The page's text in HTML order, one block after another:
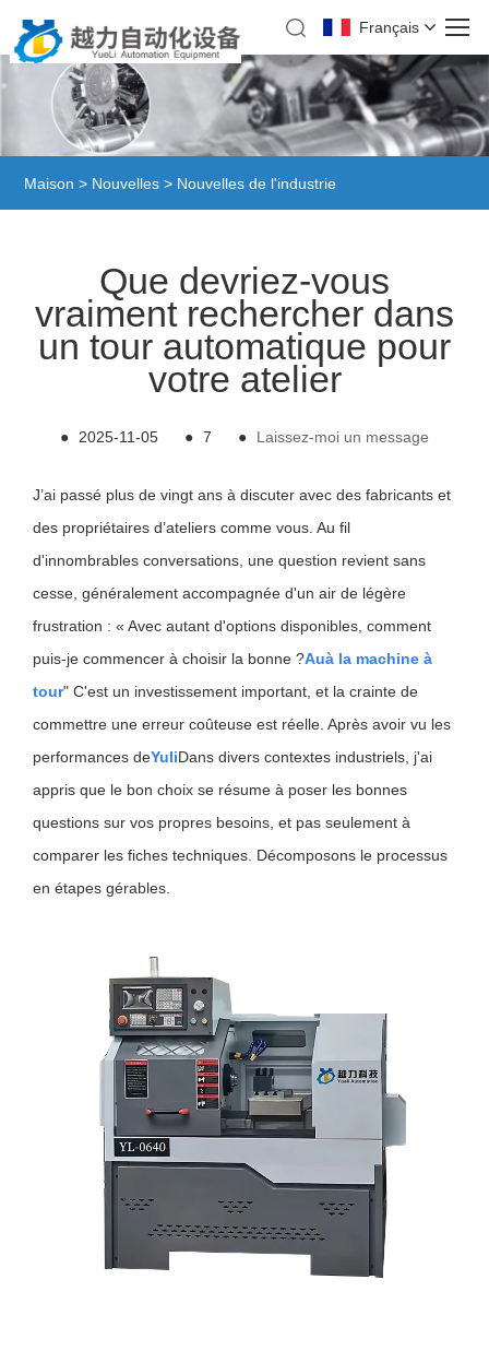
Français
Maison > Nouvelles > Nouvelles de l'industrie
Que devriez-vous
vraiment rechercher dans
un tour automatique pour
votre atelier
● 2025-11-05 ● 7 ● Laissez-moi un message
J’ai passé plus de vingt ans à discuter avec des fabricants et
des propriétaires d’ateliers comme vous. Au fil
d'innombrables conversations, une question revient sans
cesse, généralement accompagnée d'un air de légère
frustration : « Avec autant d'options disponibles, comment
puis-je commencer à choisir la bonne ?Auà la machine à
tour" C'est un investissement important, et la crainte de
commettre une erreur coûteuse est réelle. Après avoir vu les
performances deYuliDans divers contextes industriels, j'ai
appris que le bon choix se résume à poser les bonnes
questions sur vos propres besoins, et pas seulement à
comparer les fiches techniques. Décomposons le processus
en étapes gérables.